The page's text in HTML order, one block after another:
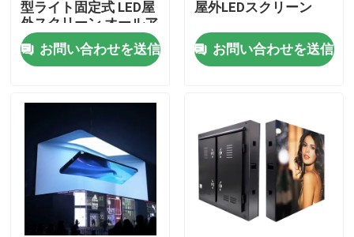
製品
ビデオ
型ライト固定式 LED屋
外スクリーン オールア
ルミニウムパネル 大型
広告ディスプレイ画面
お問い合わせを送信
屋外LEDスクリーン
お問い合わせを送信